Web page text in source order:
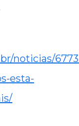
noticias/
esta-